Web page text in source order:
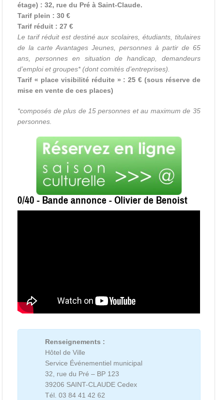
étage) : 32, rue du Pré à Saint-Claude.
Tarif plein : 30 €
Tarif réduit : 27 €
Le tarif réduit est destiné aux scolaires, étudiants, titulaires
de la carte Avantages Jeunes, personnes à partir de 65
ans, personnes en situation de handicap, demandeurs
d’emploi et groupes* (dont comités d’entreprises).
Tarif « place visibilité réduite » : 25 € (sous réserve de
mise en vente de ces places)
*composés de plus de 15 personnes et au maximum de 35
personnes.
0/40 - Bande annonce - Olivier de Benoist
Renseignements :
Hôtel de Ville
Service Événementiel municipal
32, rue du Pré – BP 123
39206 SAINT-CLAUDE Cedex
Tél. 03 84 41 42 62